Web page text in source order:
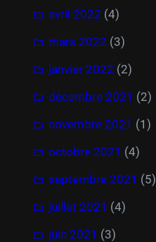
avril 2022 (4)
mars 2022 (3)
janvier 2022 (2)
décembre 2021 (2)
novembre 2021 (1)
octobre 2021 (4)
septembre 2021 (5)
juillet 2021 (4)
juin 2021 (3)